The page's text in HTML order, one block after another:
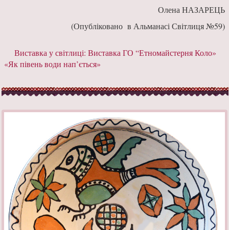
Олена НАЗАРЕЦЬ
(Опубліковано в Альманасі Світлиця №59)
Виставка у світлиці: Виставка ГО “Етномайстерня Коло»
«Як півень води нап’ється»